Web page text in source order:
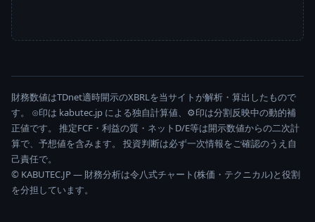
財務数値はTDnet適時開示のXBRLを当サイトが解析・算出したもので
す。 ⊙印は kabutec.jp による独自計算値、⚙印は分割反映中の動的補
正値です。 推定FCF・利益の質・ネットD/E等は開示数値からの二次計
算で、予想値を含みます。 投資判断は必ず一次情報をご確認のうえ自
己責任で。
© KABUTEC.JP — 財務分析は令八式チャート(株価・テクニカル)と役割
を分担しています。